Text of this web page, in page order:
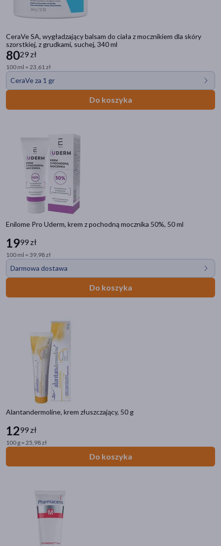
CeraVe SA, wygładzający balsam do ciała z mocznikiem dla skóry
szorstkiej, z grudkami, suchej, 340 ml
8029 zł
100 ml = 23,61 zł
CeraVe za 1 gr
Do koszyka
Enilome Pro Uderm, krem z pochodną mocznika 50%, 50 ml
1999 zł
100 ml = 39,98 zł
Darmowa dostawa
Do koszyka
Alantandermoline, krem złuszczający, 50 g
1299 zł
100 g = 25,98 zł
Do koszyka
Kategorie produktów
Pielęgnacja ciała
Kremy i balsamy do ciała
Do kąpieli i mycia
Dezodoranty
Mydła
Golenie i depilacja
Peelingi do ciała
Filtry
Dostępny (547)
Wysyłka 0 zł(10)
Znakomitość Roku
Dostawa
Wysyłka